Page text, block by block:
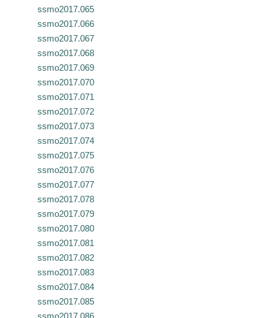
ssmo2017.065
ssmo2017.066
ssmo2017.067
ssmo2017.068
ssmo2017.069
ssmo2017.070
ssmo2017.071
ssmo2017.072
ssmo2017.073
ssmo2017.074
ssmo2017.075
ssmo2017.076
ssmo2017.077
ssmo2017.078
ssmo2017.079
ssmo2017.080
ssmo2017.081
ssmo2017.082
ssmo2017.083
ssmo2017.084
ssmo2017.085